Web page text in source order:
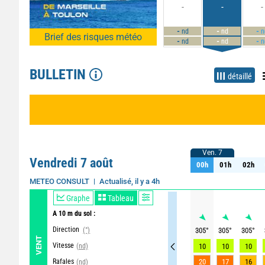
Brief des risques météo
-
-nd
-nd
-
- nd
- nd
-
-
-
BULLETIN détaillé
Vendredi 7 août
METEO CONSULT Actualisé, il y a 4h
VENT
Graphe Tableau
A 10 m du sol :
Direction (°)
Vitesse (nd)
Rafales (nd)
Ven. 7
00h 01h 02h
Ven. 7
00h 01h 02h
305° 305° 305°
10
10 10
20
17 16